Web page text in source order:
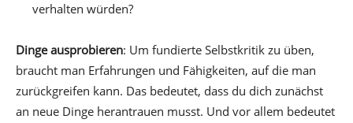
verhalten würden?
Dinge ausprobieren: Um fundierte Selbstkritik zu üben,
braucht man Erfahrungen und Fähigkeiten, auf die man
zurückgreifen kann. Das bedeutet, dass du dich zunächst
an neue Dinge herantrauen musst. Und vor allem bedeutet